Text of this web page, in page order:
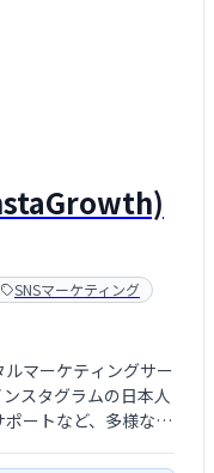
SNSマーケティング
マーケティングサー
スタグラムの日本人
ートなど、多様なサ